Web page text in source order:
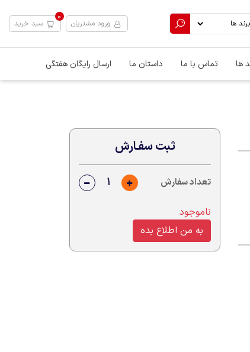
ورود مشتریان
0
سبد خرید
ها تماس با ما داستان ما ارسال رایگان هفتگی
ثبت سفـارش
تعداد سفارش
ناموجود
به من اطلاع بده